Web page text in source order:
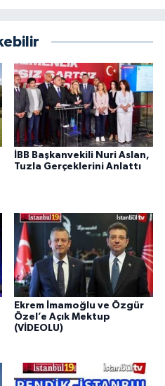
İBB Başkanvekili Nuri Aslan,
Tuzla Gerçeklerini Anlattı
Ekrem İmamoğlu ve Özgür
Özel’e Açık Mektup
(VİDEOLU)